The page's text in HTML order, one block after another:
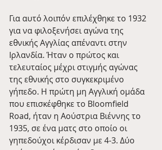
Για αυτό λοιπόν επιλέχθηκε το 1932
για να φιλοξενήσει αγώνα της
εθνικής Αγγλίας απέναντι στην
Ιρλανδία. Ήταν ο πρώτος και
τελευταίος μέχρι στιγμής αγώνας
της εθνικής στο συγκεκριμένο
γήπεδο. Η πρώτη μη Αγγλική ομάδα
που επισκέφθηκε το Bloomfield
Road, ήταν η Αούστρια Βιέννης το
1935, σε ένα ματς στο οποίο οι
γηπεδούχοι κέρδισαν με 4-3. Δύο